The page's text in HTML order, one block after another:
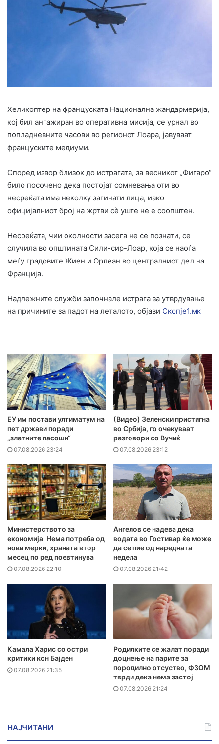
Хеликоптер на француската Национална жандармерија,
кој бил ангажиран во оперативна мисија, се урнал во
попладневните часови во регионот Лоара, јавуваат
француските медиуми.
Според извор близок до истрагата, за весникот „Фигаро“
било посочено дека постојат сомневања оти во
несреќата има неколку загинати лица, иако
официјалниот број на жртви сè уште не е соопштен.
Несреќата, чии околности засега не се познати, се
случила во општината Сили-сир-Лоар, која се наоѓа
меѓу градовите Жиен и Орлеан во централниот дел на
Франција.
Надлежните служби започнале истрага за утврдување
на причините за падот на леталото, објави Скопје1.мк
ЕУ им постави ултиматум на
пет држави поради
„златните пасоши“
07.08.2026 23:24
(Видео) Зеленски пристигна
во Србија, го очекуваат
разговори со Вучиќ
07.08.2026 23:12
Министерството за
економија: Нема потреба од
нови мерки, храната втор
месец по ред поевтинува
07.08.2026 22:10
Ангелов се надева дека
водата во Гостивар ќе може
да се пие од наредната
недела
07.08.2026 21:42
Камала Харис со остри
критики кон Бајден
07.08.2026 21:35
Родилките се жалат поради
доцнење на парите за
породилно отсуство, ФЗОМ
тврди дека нема застој
07.08.2026 21:24
НАЈЧИТАНИ